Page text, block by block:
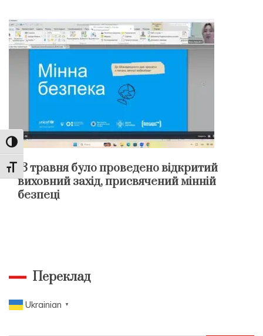
Toggle High Contrast
Toggle Font size
13 травня було проведено відкритий
виховний захід, присвячений мінній
безпеці
Переклад
Ukrainian ▼